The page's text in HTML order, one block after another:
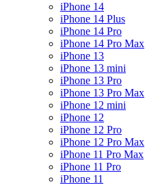
iPhone 14
iPhone 14 Plus
iPhone 14 Pro
iPhone 14 Pro Max
iPhone 13
iPhone 13 mini
iPhone 13 Pro
iPhone 13 Pro Max
iPhone 12 mini
iPhone 12
iPhone 12 Pro
iPhone 12 Pro Max
iPhone 11 Pro Max
iPhone 11 Pro
iPhone 11